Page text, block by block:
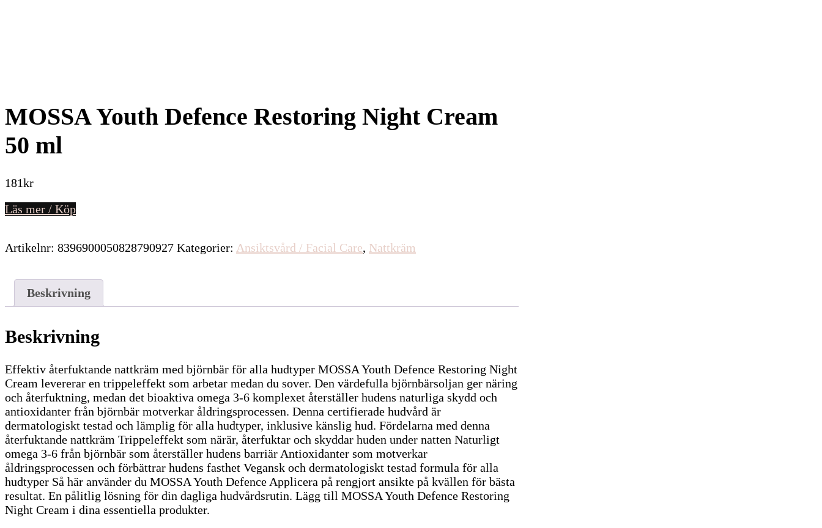
MOSSA Youth Defence Restoring Night Cream
50 ml
181kr
Läs mer / Köp
Artikelnr: 8396900050828790927 Kategorier: Ansiktsvård / Facial Care, Nattkräm
Beskrivning
Beskrivning
Effektiv återfuktande nattkräm med björnbär för alla hudtyper MOSSA Youth Defence Restoring Night
Cream levererar en trippeleffekt som arbetar medan du sover. Den värdefulla björnbärsoljan ger näring
och återfuktning, medan det bioaktiva omega 3-6 komplexet återställer hudens naturliga skydd och
antioxidanter från björnbär motverkar åldringsprocessen. Denna certifierade hudvård är
dermatologiskt testad och lämplig för alla hudtyper, inklusive känslig hud. Fördelarna med denna
återfuktande nattkräm Trippeleffekt som närär, återfuktar och skyddar huden under natten Naturligt
omega 3-6 från björnbär som återställer hudens barriär Antioxidanter som motverkar
åldringsprocessen och förbättrar hudens fasthet Vegansk och dermatologiskt testad formula för alla
hudtyper Så här använder du MOSSA Youth Defence Applicera på rengjort ansikte på kvällen för bästa
resultat. En pålitlig lösning för din dagliga hudvårdsrutin. Lägg till MOSSA Youth Defence Restoring
Night Cream i dina essentiella produkter.